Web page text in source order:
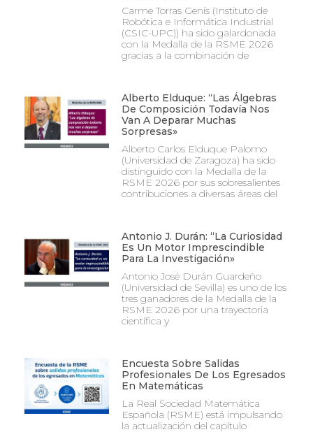
Carme Torras Genís (Instituto de
Robótica e Informática Industrial
(CSIC-UPC)) ha sido galardonada
con la Medalla de la RSME 2026
gracias a la combinación de
Alberto Elduque: “Las Álgebras
De Composición Todavía Nos
Van A Deparar Muchas
Sorpresas»
Alberto Carlos Elduque Palomo
(Universidad de Zaragoza) ha sido
distinguido con la Medalla de la
RSME 2026 por sus sobresalientes
contribuciones a diversas áreas del
Antonio J. Durán: “La Curiosidad
Es Un Motor Imprescindible
Para La Investigación»
Antonio José Durán Guardeño
(Universidad de Sevilla) es uno de los
tres ganadores de la Medalla de la
RSME 2026 por una trayectoria
científica y
Encuesta Sobre Salidas
Profesionales De Los Egresados
En Matemáticas
La Real Sociedad Matemática
Española (RSME) está impulsando
la actualización del capítulo